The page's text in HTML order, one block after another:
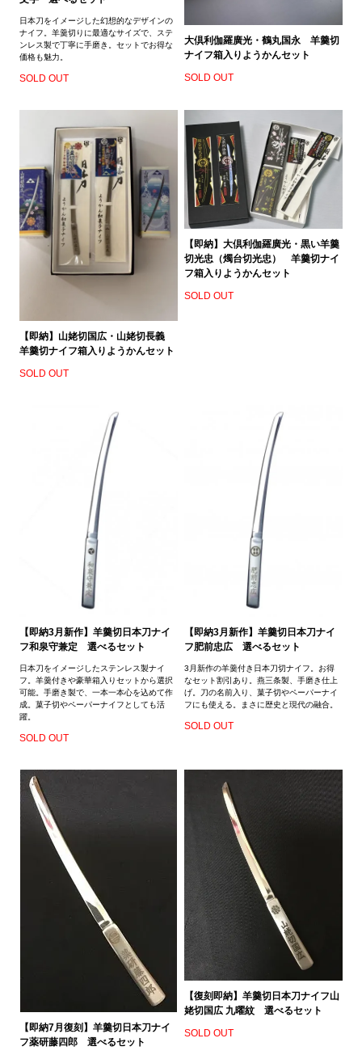
日本刀をイメージした幻想的なデザインの
ナイフ。羊羹切りに最適なサイズで、ステ
ンレス製で丁寧に手磨き。セットでお得な
価格も魅力。
SOLD OUT
大倶利伽羅廣光・鶴丸国永 羊羹切
ナイフ箱入りようかんセット
SOLD OUT
【即納】山姥切国広・山姥切長義
羊羹切ナイフ箱入りようかんセット
SOLD OUT
【即納】大倶利伽羅廣光・黒い羊羹
切光忠（燭台切光忠） 羊羹切ナイ
フ箱入りようかんセット
SOLD OUT
【即納3月新作】羊羹切日本刀ナイ
フ和泉守兼定 選べるセット
日本刀をイメージしたステンレス製ナイ
フ。羊羹付きや豪華箱入りセットから選択
可能。手磨き製で、一本一本心を込めて作
成。菓子切やペーパーナイフとしても活
躍。
SOLD OUT
【即納3月新作】羊羹切日本刀ナイ
フ肥前忠広 選べるセット
3月新作の羊羹付き日本刀切ナイフ。お得
なセット割引あり。燕三条製、手磨き仕上
げ。刀の名前入り、菓子切やペーパーナイ
フにも使える。まさに歴史と現代の融合。
SOLD OUT
【即納7月復刻】羊羹切日本刀ナイ
フ薬研藤四郎 選べるセット
【復刻即納】羊羹切日本刀ナイフ山
姥切国広 九曜紋 選べるセット
SOLD OUT